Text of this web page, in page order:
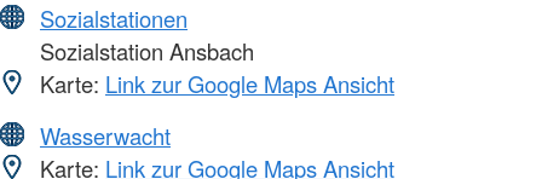
Sozialstationen
Sozialstation Ansbach
Karte: Link zur Google Maps Ansicht
Wasserwacht
Karte: Link zur Google Maps Ansicht